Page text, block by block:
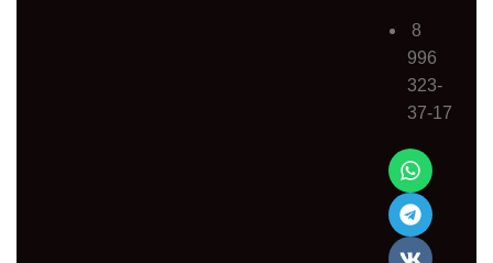
8
996
323-
37-17